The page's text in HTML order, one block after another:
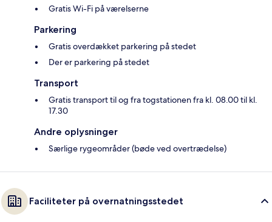
Gratis Wi-Fi på værelserne
Parkering
Gratis overdækket parkering på stedet
Der er parkering på stedet
Transport
Gratis transport til og fra togstationen fra kl. 08.00 til kl.
17.30
Andre oplysninger
Særlige rygeområder (bøde ved overtrædelse)
Faciliteter på overnatningsstedet